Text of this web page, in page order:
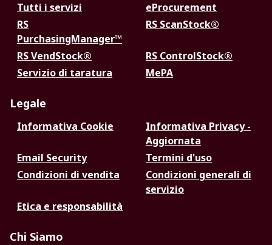
Tutti i servizi
eProcurement
RS
PurchasingManager™
RS ScanStock®
RS VendStock®
RS ControlStock®
Servizio di taratura
MePA
Legale
Informativa Cookie
Informativa Privacy -
Aggiornata
Email Security
Termini d'uso
Condizioni di vendita
Condizioni generali di
servizio
Etica e responsabilità
Chi Siamo